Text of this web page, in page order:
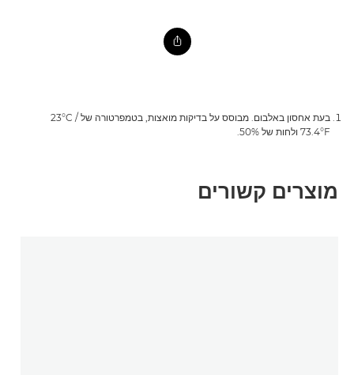
בעת אחסון באלבום. מבוסס על בדיקות מואצות, בטמפרטורה של 23°C /
73.4°F ולחות של 50%.
מוצרים קשורים